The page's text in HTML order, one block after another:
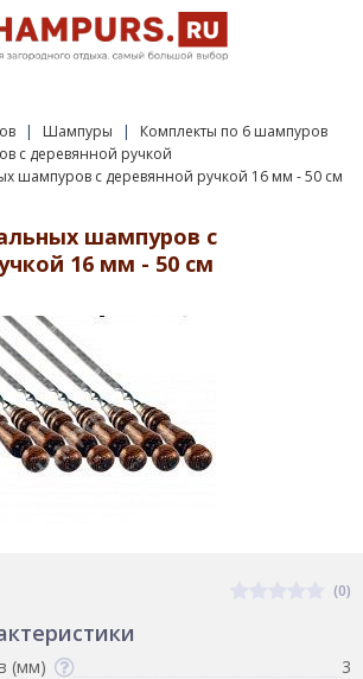
Шампуры
Комплекты по 6 шампуров
с деревянной ручкой
шампуров с деревянной ручкой 16 мм - 50 см
шампуров с
16 мм - 50 см
(0)
(мм)
3